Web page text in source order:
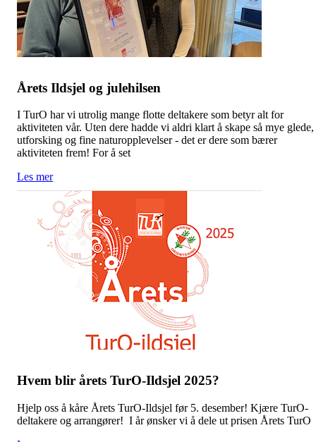
Årets Ildsjel og julehilsen
I TurO har vi utrolig mange flotte deltakere som betyr alt for
aktiviteten vår. Uten dere hadde vi aldri klart å skape så mye glede,
utforsking og fine naturopplevelser - det er dere som bærer
aktiviteten frem! For å set
Les mer
Hvem blir årets TurO-Ildsjel 2025?
Hjelp oss å kåre Årets TurO-Ildsjel før 5. desember! Kjære TurO-
deltakere og arrangører! I år ønsker vi å dele ut prisen Årets TurO